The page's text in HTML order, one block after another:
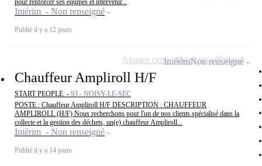
pour renforcer ses équipes et intervenir...
Intérim - Non renseigné
Publié il y a 12 jours
Chauffeur Ampliroll H/F
START PEOPLE - 93 - NOISY-LE-SEC
POSTE : Chauffeur Ampliroll H/F DESCRIPTION : CHAUFFEUR
AMPLIROLL (H/F) Nous recherchons pour l'un de nos clients spécialisé dans la
collecte et la gestion des déchets, un(e) chauffeur Ampliroll...
Intérim - Non renseigné
Publié il y a 14 jours
IntérimNon renseigné
Ajouter cette offre à ma sélection